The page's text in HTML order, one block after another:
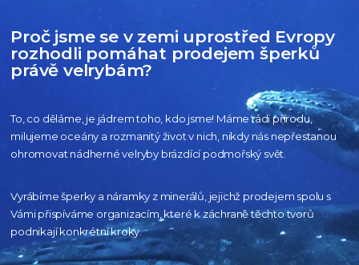
Proč jsme se v zemi uprostřed Evropy
rozhodli pomáhat prodejem šperků
právě velrybám?
To, co děláme, je jádrem toho, kdo jsme! Máme rádi přírodu,
milujeme oceány a rozmanitý život v nich, nikdy nás nepřestanou
ohromovat nádherné velryby brázdící podmořský svět.
Vyrábíme šperky a náramky z minerálů, jejichž prodejem spolu s
Vámi přispíváme organizacím, které k záchraně těchto tvorů
podnikají konkrétní kroky.